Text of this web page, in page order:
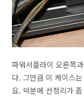
파워서플라이 오른쪽
다. 그만큼 이 케이스
요. 덕분에 선정리가